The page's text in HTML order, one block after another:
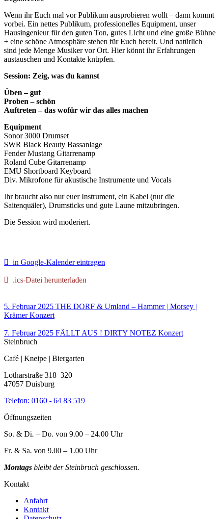
Wenn ihr Euch mal vor Publikum ausprobieren wollt – dann kommt
vorbei. Ein nettes Publikum, professionelles Equipment, unser
Hausingenieur für den guten Ton, gutes Licht und eine große Bühne
+ eine schöne Atmosphäre stehen für Euch bereit. Und natürlich
sind jede Menge Musiker vor Ort. Hier könnt ihr Erfahrungen
austauschen und Kontakte knüpfen.
Session: Zeig, was du kannst
Üben – gut
Proben – schön
Auftreten – das wofür wir das alles machen
Equipment
Sonor 3000 Drumset
SWR Black Beauty Bassanlage
Fender Mustang Gitarrenamp
Roland Cube Gitarrenamp
EMU Shortboard Keyboard
Div. Mikrofone für akustische Instrumente und Vocals
Ihr braucht also nur euer Instrument, ein Kabel (nur die
Saitenquäler), Drumsticks und gute Laune mitzubringen.
Die Session wird moderiert.
in Google-Kalender eintragen
.ics-Datei herunterladen
5. Februar 2025 THE DORF & Umland – Hammer | Morsey |
Krämer Konzert
7. Februar 2025 FÄLLT AUS ! DIRTY NOTEZ Konzert
Steinbruch
Café | Kneipe | Biergarten
Lotharstraße 318–320
47057 Duisburg
Telefon: 0160 - 64 83 519
Öffnungszeiten
So. & Di. – Do. von 9.00 – 24.00 Uhr
Fr. & Sa. von 9.00 – 1.00 Uhr
Montags bleibt der Steinbruch geschlossen.
Kontakt
Anfahrt
Kontakt